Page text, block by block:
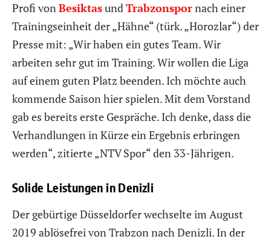
Profi von Besiktasund Trabzonspornach einer
Trainingseinheit der „Hähne“ (türk. „Horozlar“) der
Presse mit: „Wir haben ein gutes Team. Wir
arbeiten sehr gut im Training. Wir wollen die Liga
auf einem guten Platz beenden. Ich möchte auch
kommende Saison hier spielen. Mit dem Vorstand
gab es bereits erste Gespräche. Ich denke, dass die
Verhandlungen in Kürze ein Ergebnis erbringen
werden“, zitierte „NTV Spor“ den 33-Jährigen.
Solide Leistungen in Denizli
Der gebürtige Düsseldorfer wechselte im August
2019 ablösefrei von Trabzon nach Denizli. In der